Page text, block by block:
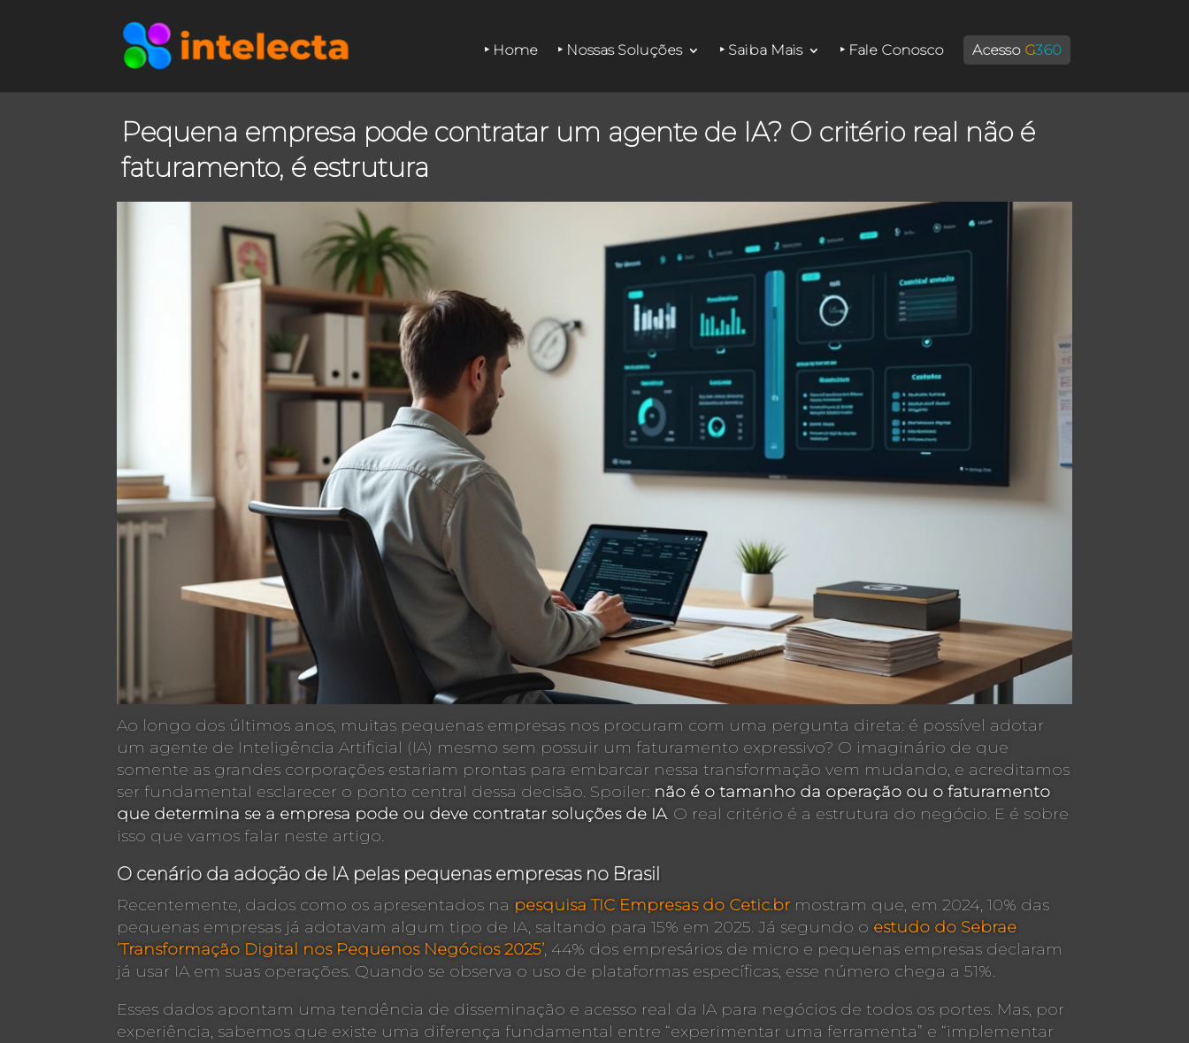
‣ Home ‣ Nossas Soluções ‣ Saiba Mais ‣ Fale Conosco Acesso G360
Pequena empresa pode contratar um agente de IA? O critério real não é
faturamento, é estrutura
Ao longo dos últimos anos, muitas pequenas empresas nos procuram com uma pergunta direta: é possível adotar
um agente de Inteligência Artificial (IA) mesmo sem possuir um faturamento expressivo? O imaginário de que
somente as grandes corporações estariam prontas para embarcar nessa transformação vem mudando, e acreditamos
ser fundamental esclarecer o ponto central dessa decisão. Spoiler: não é o tamanho da operação ou o faturamento
que determina se a empresa pode ou deve contratar soluções de IA. O real critério é a estrutura do negócio. E é sobre
isso que vamos falar neste artigo.
O cenário da adoção de IA pelas pequenas empresas no Brasil
Recentemente, dados como os apresentados na pesquisa TIC Empresas do Cetic.br mostram que, em 2024, 10% das
pequenas empresas já adotavam algum tipo de IA, saltando para 15% em 2025. Já segundo o estudo do Sebrae
‘Transformação Digital nos Pequenos Negócios 2025’, 44% dos empresários de micro e pequenas empresas declaram
já usar IA em suas operações. Quando se observa o uso de plataformas específicas, esse número chega a 51%.
Esses dados apontam uma tendência de disseminação e acesso real da IA para negócios de todos os portes. Mas, por
experiência, sabemos que existe uma diferença fundamental entre “experimentar uma ferramenta” e “implementar